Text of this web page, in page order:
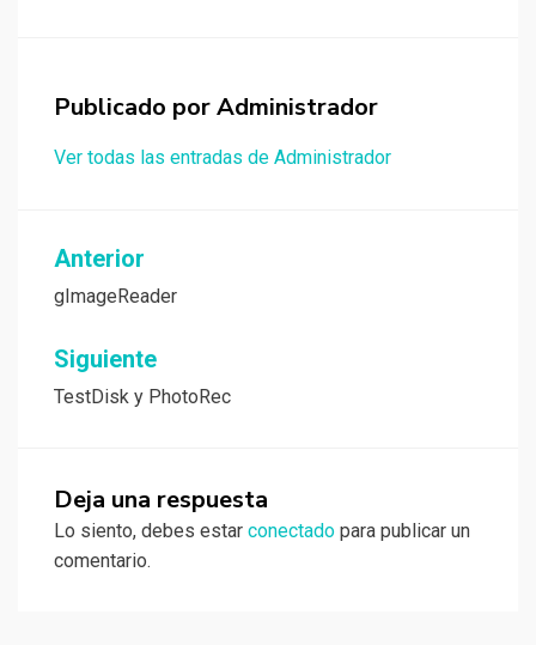
Publicado porAdministrador
Ver todas las entradas de Administrador
Navegación
de
entradas
Anterior
gImageReader
Siguiente
TestDisk y PhotoRec
Deja una respuesta
Lo siento, debes estar conectado para publicar un
comentario.